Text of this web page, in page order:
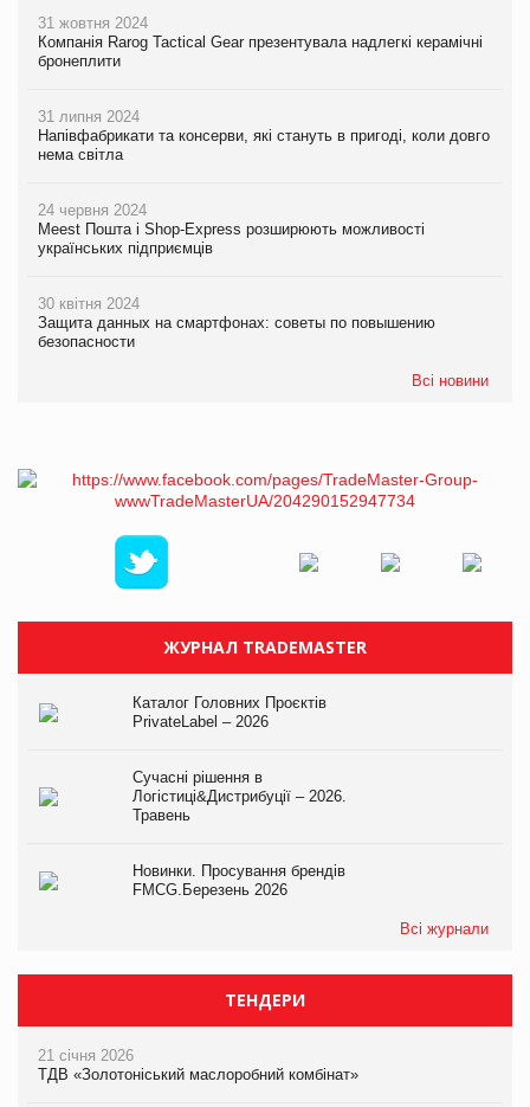
31 жовтня 2024
Компанія Rarog Tactical Gear презентувала надлегкі керамічні
бронеплити
31 липня 2024
Напівфабрикати та консерви, які стануть в пригоді, коли довго
нема світла
24 червня 2024
Meest Пошта і Shop-Express розширюють можливості
українських підприємців
30 квітня 2024
Защита данных на смартфонах: советы по повышению
безопасности
Всі новини
ЖУРНАЛ TRADEMASTER
Каталог Головних Проєктів
PrivateLabel – 2026
Сучасні рішення в
Логістиці&Дистрибуції – 2026.
Травень
Новинки. Просування брендів
FMCG.Березень 2026
Всі журнали
ТЕНДЕРИ
21 січня 2026
ТДВ «Золотоніський маслоробний комбінат»